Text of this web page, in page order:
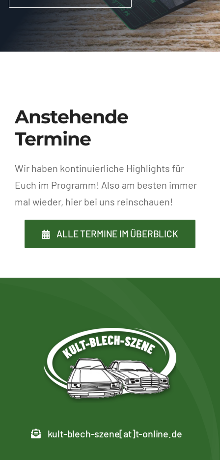
Anstehende
Termine
Wir haben kontinuierliche Highlights für
Euch im Programm! Also am besten immer
mal wieder, hier bei uns reinschauen!
ALLE TERMINE IM ÜBERBLICK
kult-blech-szene[at]t-online.de